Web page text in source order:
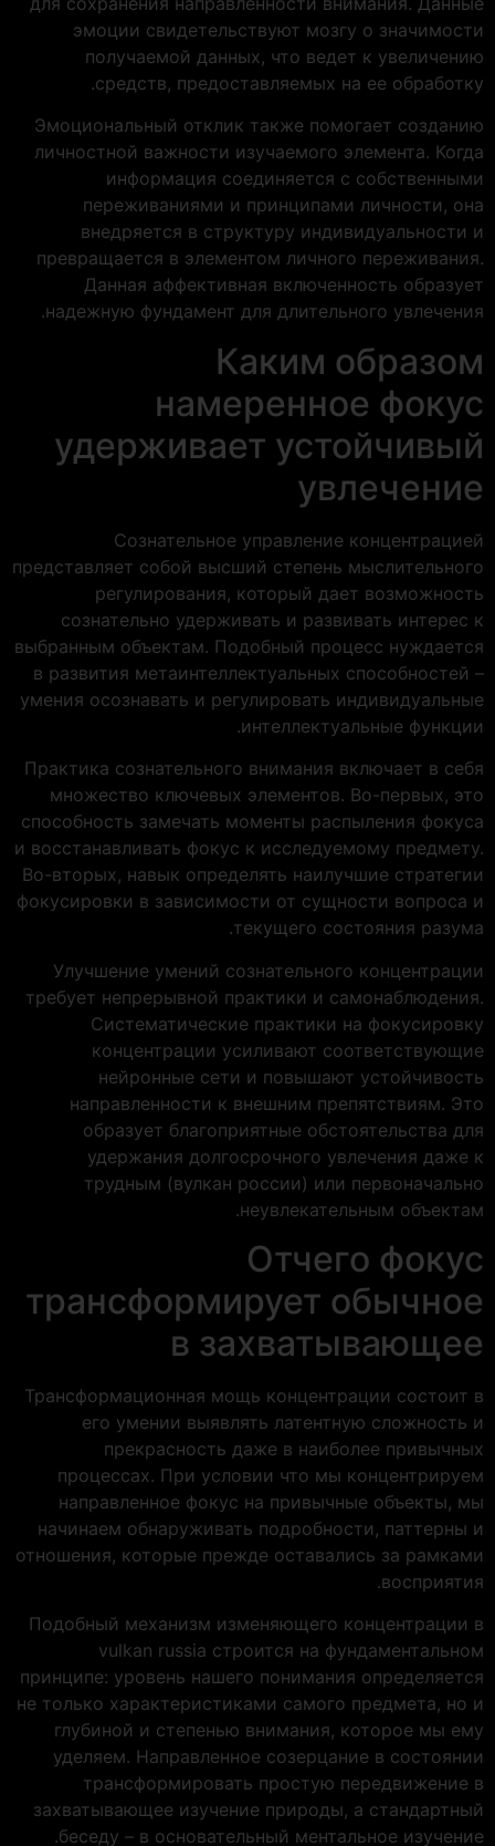
эмоции свидетельствуют мозгу о значимости
получаемой данных, что ведет к увеличению
средств, предоставляемых на ее обработку.
Эмоциональный отклик также помогает созданию
личностной важности изучаемого элемента. Когда
информация соединяется с собственными
переживаниями и принципами личности, она
внедряется в структуру индивидуальности и
превращается в элементом личного переживания.
Данная аффективная включенность образует
надежную фундамент для длительного увлечения.
Каким образом
намеренное фокус
удерживает устойчивый
увлечение
Сознательное управление концентрацией
представляет собой высший степень мыслительного
регулирования, который дает возможность
сознательно удерживать и развивать интерес к
выбранным объектам. Подобный процесс нуждается
в развития метаинтеллектуальных способностей –
умения осознавать и регулировать индивидуальные
интеллектуальные функции.
Практика сознательного внимания включает в себя
множество ключевых элементов. Во-первых, это
способность замечать моменты распыления фокуса
и восстанавливать фокус к исследуемому предмету.
Во-вторых, навык определять наилучшие стратегии
фокусировки в зависимости от сущности вопроса и
текущего состояния разума.
Улучшение умений сознательного концентрации
требует непрерывной практики и самонаблюдения.
Систематические практики на фокусировку
концентрации усиливают соответствующие
нейронные сети и повышают устойчивость
направленности к внешним препятствиям. Это
образует благоприятные обстоятельства для
удержания долгосрочного увлечения даже к
трудным (вулкан россии) или первоначально
неувлекательным объектам.
Отчего фокус
трансформирует обычное
в захватывающее
Трансформационная мощь концентрации состоит в
его умении выявлять латентную сложность и
прекрасность даже в наиболее привычных
процессах. При условии что мы концентрируем
направленное фокус на привычные объекты, мы
начинаем обнаруживать подробности, паттерны и
отношения, которые прежде оставались за рамками
восприятия.
Подобный механизм изменяющего концентрации в
vulkan russia строится на фундаментальном
принципе: уровень нашего понимания определяется
не только характеристиками самого предмета, но и
глубиной и степенью внимания, которое мы ему
уделяем. Направленное созерцание в состоянии
трансформировать простую передвижение в
захватывающее изучение природы, а стандартный
беседу – в основательный ментальное изучение.